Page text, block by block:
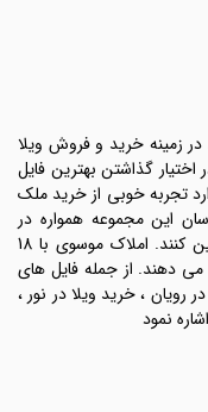
زمینه خرید و فروش ویلا
گذاشتن بهترین فایل
تجربه خوبی از خرید ملک
این مجموعه همواره در
تلاش هستند رضایت طرفین معامله ها را تامین کنند. املاک موسوی با 18
می دهند. از جمله فایل های
رویان ، خرید ویلا در نور ،
نمود